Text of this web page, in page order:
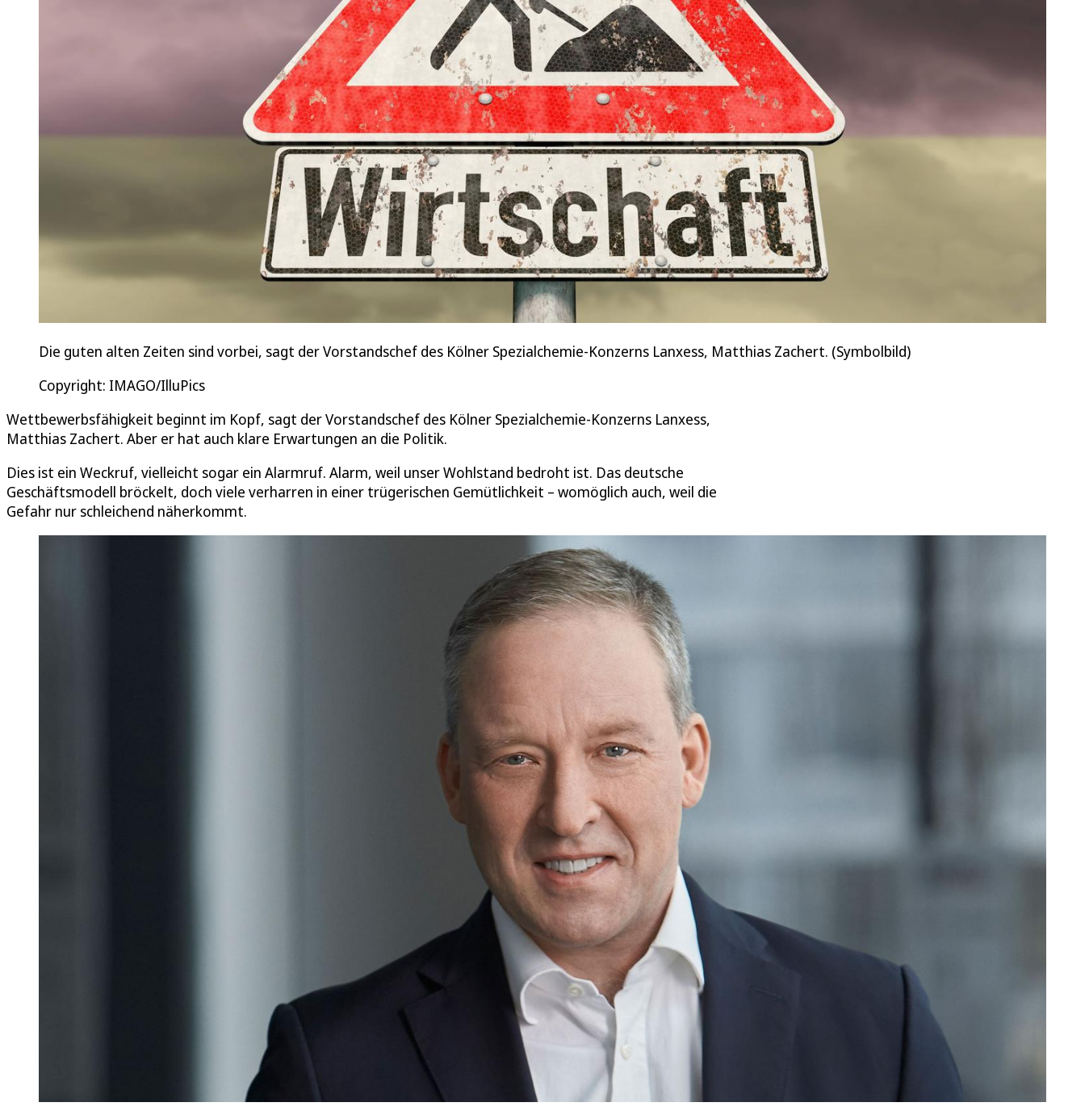
Die guten alten Zeiten sind vorbei, sagt der Vorstandschef des Kölner Spezialchemie-Konzerns Lanxess, Matthias Zachert. (Symbolbild)
Copyright: IMAGO/IlluPics
Wettbewerbsfähigkeit beginnt im Kopf, sagt der Vorstandschef des Kölner Spezialchemie-Konzerns Lanxess,
Matthias Zachert. Aber er hat auch klare Erwartungen an die Politik.
Dies ist ein Weckruf, vielleicht sogar ein Alarmruf. Alarm, weil unser Wohlstand bedroht ist. Das deutsche
Geschäftsmodell bröckelt, doch viele verharren in einer trügerischen Gemütlichkeit – womöglich auch, weil die
Gefahr nur schleichend näherkommt.